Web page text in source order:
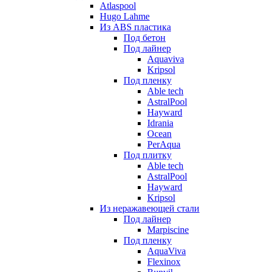
Atlaspool
Hugo Lahme
Из ABS пластика
Под бетон
Под лайнер
Aquaviva
Kripsol
Под пленку
Able tech
AstralPool
Hayward
Idrania
Ocean
PerAqua
Под плитку
Able tech
AstralPool
Hayward
Kripsol
Из неражавеющей стали
Под лайнер
Marpiscine
Под пленку
AquaViva
Flexinox